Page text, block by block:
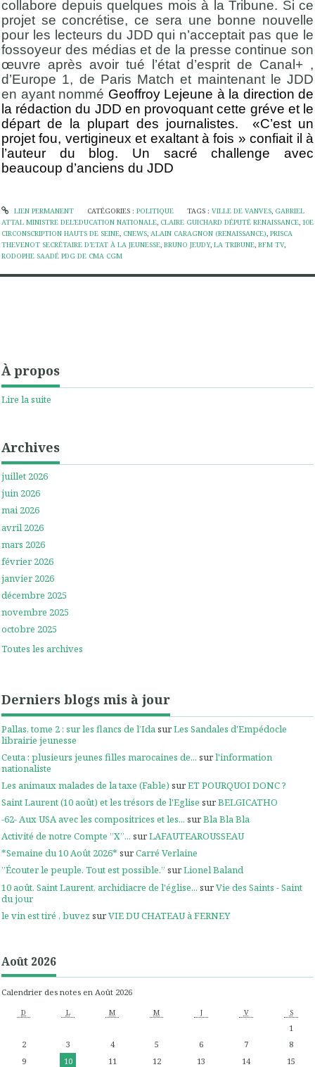
collabore depuis quelques mois à la Tribune. Si ce
projet se concrétise, ce sera une bonne nouvelle
pour les lecteurs du JDD qui n’acceptait pas que le
fossoyeur des médias et de la presse continue son
œuvre après avoir tué l’état d’esprit de Canal+ ,
d’Europe 1, de Paris Match et maintenant le JDD
en ayant nommé Geoffroy Lejeune à la direction de
la rédaction du JDD en provoquant cette gréve et le
départ de la plupart des journalistes. «C’est un
projet fou, vertigineux et exaltant à fois » confiait il à
l’auteur du blog. Un sacré challenge avec
beaucoup d’anciens du JDD
LIEN PERMANENT CATÉGORIES : POLITIQUE TAGS :VILLE DE VANVES, GABRIEL
ATTAL MINISTRE DEL’EDUCATION NATIONALE, CLAIRE GUICHARD DÉPUTÉ RENAISSANCE, 10E
CIRCONSCRIPTION HAUTS DE SEINE, CNEWS, ALAIN CARAGNON (RENAISSANCE), PRISCA
THEVENOT SECRÉTAIRE D’ETAT À LA JEUNESSE, BRUNO JEUDY, LA TRIBUNE, BFM TV,
RODOPHE SAADÉ PDG DE CMA CGM
À propos
Lire la suite
Archives
juillet 2026
juin 2026
mai 2026
avril 2026
mars 2026
février 2026
janvier 2026
décembre 2025
novembre 2025
octobre 2025
Toutes les archives
Derniers blogs mis à jour
Pallas, tome 2 : sur les flancs de l’Ida surLes Sandales d'Empédocle
librairie jeunesse
Ceuta : plusieurs jeunes filles marocaines de... surl'information
nationaliste
Les animaux malades de la taxe (Fable) surET POURQUOI DONC ?
Saint Laurent (10 août) et les trésors de l'Eglise surBELGICATHO
-62- Aux USA avec les compositrices et les... surBla Bla Bla
Activité de notre Compte ”X”... surLAFAUTEAROUSSEAU
*Semaine du 10 Août 2026* surCarré Verlaine
”Écouter le peuple. Tout est possible.” surLionel Baland
10 août. Saint Laurent, archidiacre de l'église... surVie des Saints - Saint
du jour
le vin est tiré , buvez surVIE DU CHATEAU à FERNEY
Août 2026
Calendrier des notes en Août 2026
D L M M J V S
1
2
3 4 5 6 7
8
9
10 11 12 13 14
15